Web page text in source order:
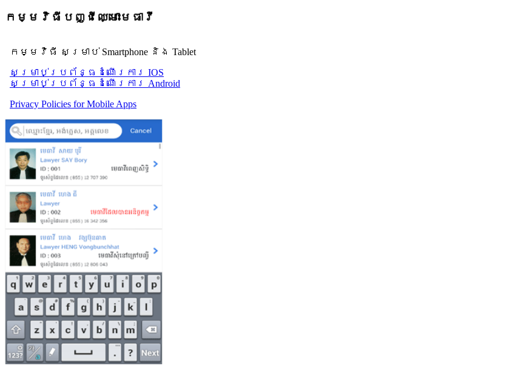
កម្មវិធីបញ្ជីឈ្មោះមេធាវី
កម្មវិធី សម្រាប់ Smartphone និង Tablet
សម្រាប់​ប្រព័ន្ធដំណើរការ IOS
សម្រាប់​ប្រព័ន្ធដំណើរការ Android
Privacy Policies for Mobile Apps